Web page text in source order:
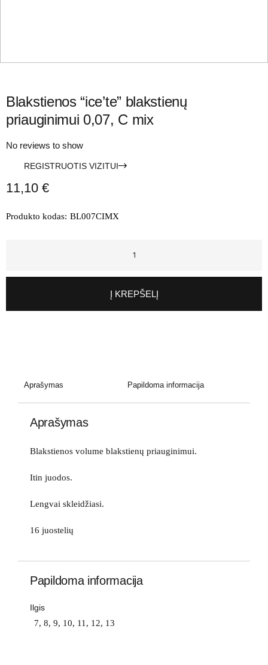
Blakstienos “ice’te” blakstienų
priauginimui 0,07, C mix
No reviews to show
REGISTRUOTIS VIZITUI
11,10 €
Produkto kodas: BL007CIMX
Į KREPŠELĮ
Aprašymas Papildoma informacija
Aprašymas
Blakstienos volume blakstienų priauginimui.
Itin juodos.
Lengvai skleidžiasi.
16 juostelių
Papildoma informacija
Ilgis
7, 8, 9, 10, 11, 12, 13